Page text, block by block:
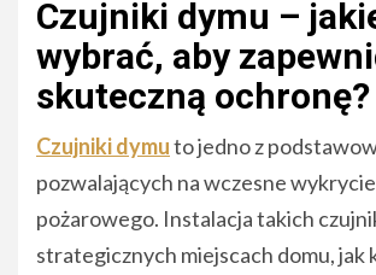
Czujniki dymu –
wybrać, aby
skuteczną ochronę?
Czujniki dymuto jedno z
pozwalających na wczesne
pożarowego. Instalacja takich
strategicznych miejscach domu, jak